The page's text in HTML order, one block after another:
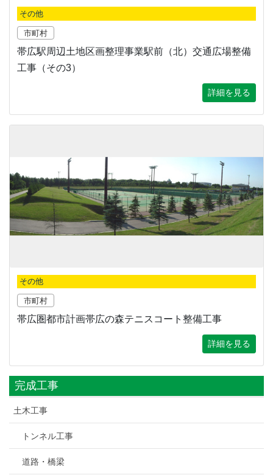
その他
市町村
帯広駅周辺土地区画整理事業駅前（北）交通広場整備
工事（その3）
詳細を見る
その他
市町村
帯広圏都市計画帯広の森テニスコート整備工事
詳細を見る
完成工事
土木工事
トンネル工事
道路・橋梁